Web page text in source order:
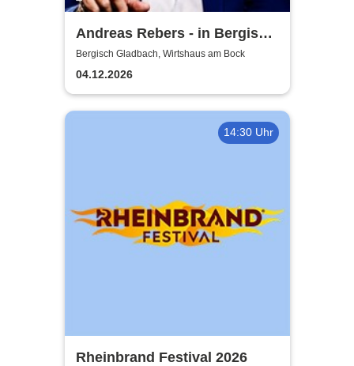
Andreas Rebers - in Bergisch
Gladbach
Bergisch Gladbach, Wirtshaus am Bock
04.12.2026
14:30 Uhr
Rheinbrand Festival 2026